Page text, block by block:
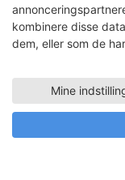
kombinere disse
dem, eller som de
Mine